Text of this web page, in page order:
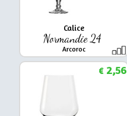
Calice
Normandie 24
Arcoroc
€2,56